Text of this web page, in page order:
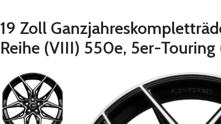
19 Zoll
Reihe (VIII) 550e, 5er-